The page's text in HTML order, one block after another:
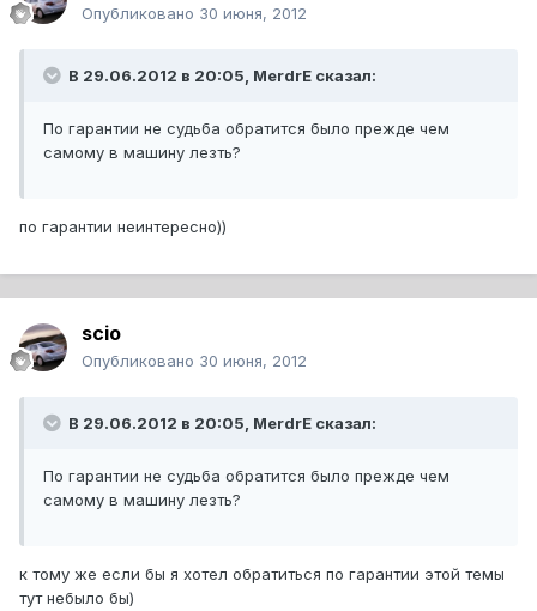
Опубликовано 30 июня, 2012
В 29.06.2012 в 20:05, MerdrE сказал:
По гарантии не судьба обратится было прежде чем
самому в машину лезть?
по гарантии неинтересно))
scio
Опубликовано 30 июня, 2012
В 29.06.2012 в 20:05, MerdrE сказал:
По гарантии не судьба обратится было прежде чем
самому в машину лезть?
к тому же если бы я хотел обратиться по гарантии этой темы
тут небыло бы)